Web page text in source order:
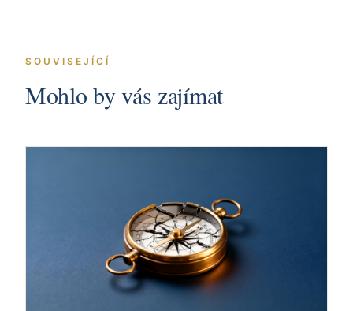
SOUVISEJÍCÍ
Mohlo by vás zajímat